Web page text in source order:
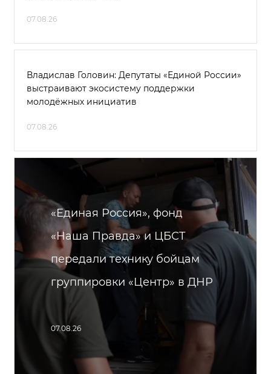
07.08.26
Владислав Головин: Депутаты «Единой России»
выстраивают экосистему поддержки
молодёжных инициатив
07.08.26
«Единая Россия», фонд
«Наша Правда» и ЦБСТ
передали технику бойцам
группировки «Центр» в ДНР
07.08.26